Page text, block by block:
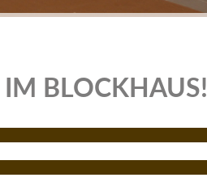
BLOCKHAUS!